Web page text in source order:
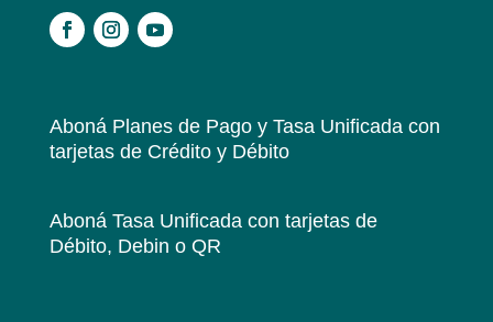
Aboná Planes de Pago y Tasa Unificadacon
tarjetas de Crédito y Débito
Aboná Tasa Unificadacon tarjetas de
Débito, Debin o QR